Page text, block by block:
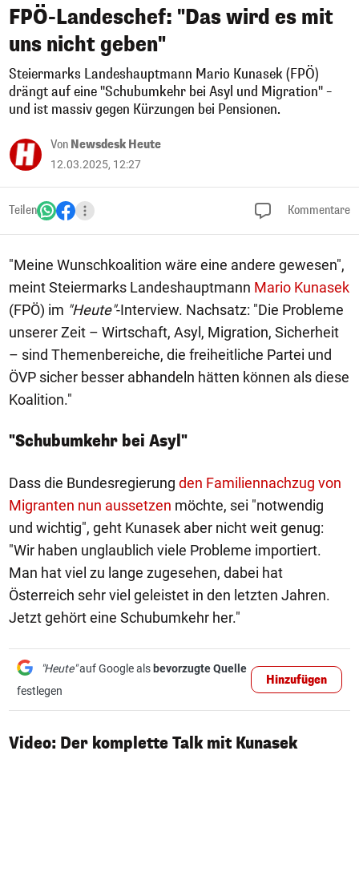
FPÖ-Landeschef: "Das wird es mit
uns nicht geben"
Steiermarks Landeshauptmann Mario Kunasek (FPÖ)
drängt auf eine "Schubumkehr bei Asyl und Migration" –
und ist massiv gegen Kürzungen bei Pensionen.
Von Newsdesk Heute
12.03.2025, 12:27
Teilen Kommentare
"Meine Wunschkoalition wäre eine andere gewesen",
meint Steiermarks Landeshauptmann Mario Kunasek
(FPÖ) im "Heute"-Interview. Nachsatz: "Die Probleme
unserer Zeit – Wirtschaft, Asyl, Migration, Sicherheit
– sind Themenbereiche, die freiheitliche Partei und
ÖVP sicher besser abhandeln hätten können als diese
Koalition."
"Schubumkehr bei Asyl"
Dass die Bundesregierung den Familiennachzug von
Migranten nun aussetzen möchte, sei "notwendig
und wichtig", geht Kunasek aber nicht weit genug:
"Wir haben unglaublich viele Probleme importiert.
Man hat viel zu lange zugesehen, dabei hat
Österreich sehr viel geleistet in den letzten Jahren.
Jetzt gehört eine Schubumkehr her."
"Heute"auf Google als bevorzugte Quelle
festlegen
Hinzufügen
Video: Der komplette Talk mit Kunasek